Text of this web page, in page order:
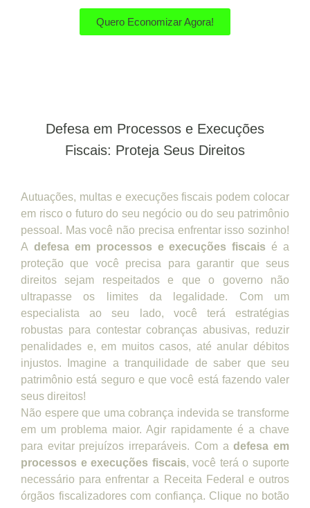
Quero Economizar Agora!
Defesa em Processos e Execuções
Fiscais: Proteja Seus Direitos
Autuações, multas e execuções fiscais podem colocar
em risco o futuro do seu negócio ou do seu patrimônio
pessoal. Mas você não precisa enfrentar isso sozinho!
A defesa em processos e execuções fiscais é a
proteção que você precisa para garantir que seus
direitos sejam respeitados e que o governo não
ultrapasse os limites da legalidade. Com um
especialista ao seu lado, você terá estratégias
robustas para contestar cobranças abusivas, reduzir
penalidades e, em muitos casos, até anular débitos
injustos. Imagine a tranquilidade de saber que seu
patrimônio está seguro e que você está fazendo valer
seus direitos!
Não espere que uma cobrança indevida se transforme
em um problema maior. Agir rapidamente é a chave
para evitar prejuízos irreparáveis. Com adefesa em
processos e execuções fiscais, você terá o suporte
necessário para enfrentar a Receita Federal e outros
órgãos fiscalizadores com confiança. Clique no botão